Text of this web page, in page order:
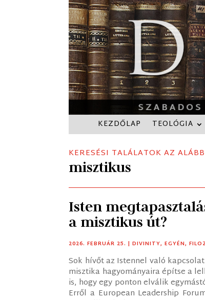
KEZDŐLAP TEOLÓGIA
KERESÉSI TALÁLATOK AZ
misztikus
Isten
a misztikus út?
2026. FEBRUÁR 25. |DIVINITY,EGYÉN,
Sok hívőt az Istennel való
misztika hagyományaira építse a
is, hogy egy ponton elválik
Erről a European Leadership